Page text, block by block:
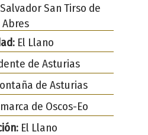
San Tirso de
Abres
El Llano
de Asturias
de Asturias
de Oscos-Eo
El Llano